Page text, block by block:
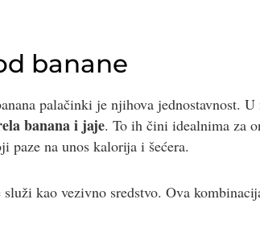
banane
palačinki je njihova jednostavnost.
banana i jaje. To ih čini idealnima za
paze na unos kalorija i šećera.
kao vezivno sredstvo. Ova